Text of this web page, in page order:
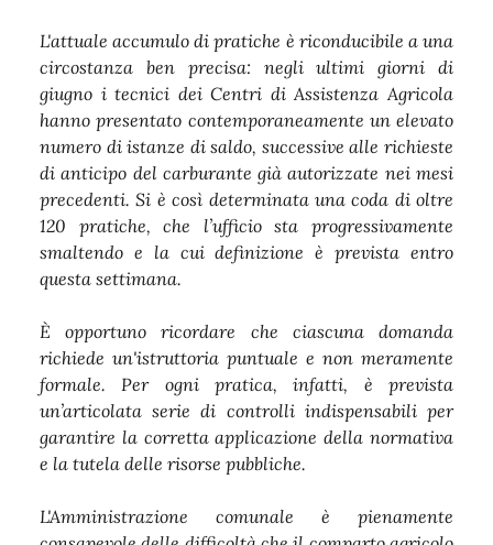
L'attuale accumulo di pratiche è riconducibile a una
circostanza ben precisa: negli ultimi giorni di
giugno i tecnici dei Centri di Assistenza Agricola
hanno presentato contemporaneamente un elevato
numero di istanze di saldo, successive alle richieste
di anticipo del carburante già autorizzate nei mesi
precedenti. Si è così determinata una coda di oltre
120 pratiche, che l’ufficio sta progressivamente
smaltendo e la cui definizione è prevista entro
questa settimana.
È opportuno ricordare che ciascuna domanda
richiede un'istruttoria puntuale e non meramente
formale. Per ogni pratica, infatti, è prevista
un’articolata serie di controlli indispensabili per
garantire la corretta applicazione della normativa
e la tutela delle risorse pubbliche.
L'Amministrazione comunale è pienamente